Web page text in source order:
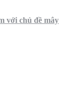
với chủ đề mây